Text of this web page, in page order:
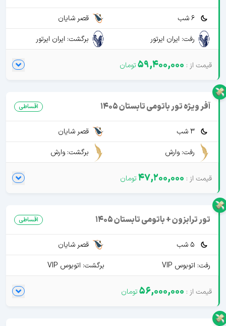
6 شب
قصر شایان
رفت: ایران ایرتور
برگشت: ایران ایرتور
59,400,000
آفر ویژه تور باتومی تابستان 1405 اقساطی
3 شب
قصر شایان
رفت: وارش
برگشت: وارش
47,200,000
تور ترابزون + باتومی تابستان 1405 اقساطی
5 شب
قصر شایان
رفت: اتوبوس VIP
برگشت: اتوبوس VIP
56,000,000